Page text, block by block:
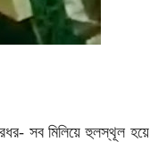
সব মিলিয়ে হুলস্থূল হয়ে